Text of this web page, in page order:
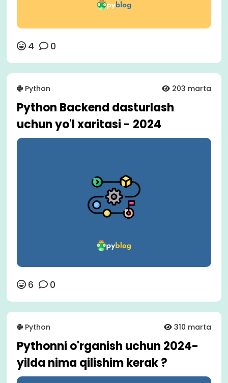
4 0
Python 203 marta
Python Backend dasturlash
uchun yo'l xaritasi - 2024
6 0
Python 310 marta
Pythonni o'rganish uchun 2024-
yilda nima qilishim kerak ?